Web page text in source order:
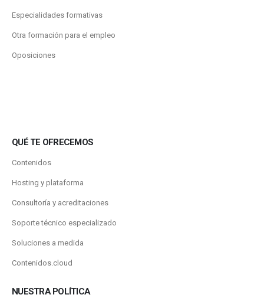
Especialidades formativas
Otra formación para el empleo
Oposiciones
QUÉ TE OFRECEMOS
Contenidos
Hosting y plataforma
Consultoría y acreditaciones
Soporte técnico especializado
Soluciones a medida
Contenidos.cloud
NUESTRA POLÍTICA